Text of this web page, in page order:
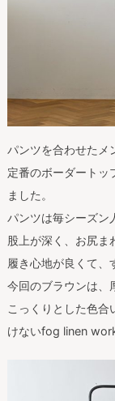
パンツを合わせたメ
定番のボーダートッ
ました。
パンツは毎シーズン
股上が深く、お尻ま
履き心地が良くて、
今回のブラウンは、
こっくりとした色合
けないfog linen